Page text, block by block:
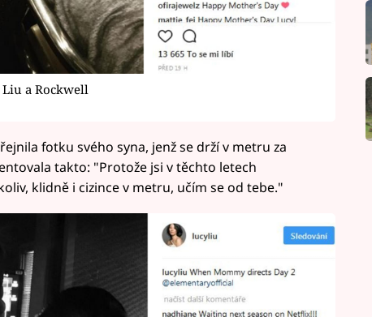
a Rockwell
fotku svého syna, jenž se drží v metru za
takto: "Protože jsi v těchto letech
klidně i cizince v metru, učím se od tebe."